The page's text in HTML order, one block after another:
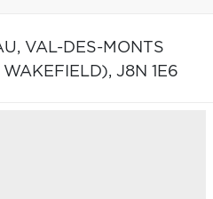
VAL-DES-MONTS
J8N 1E6